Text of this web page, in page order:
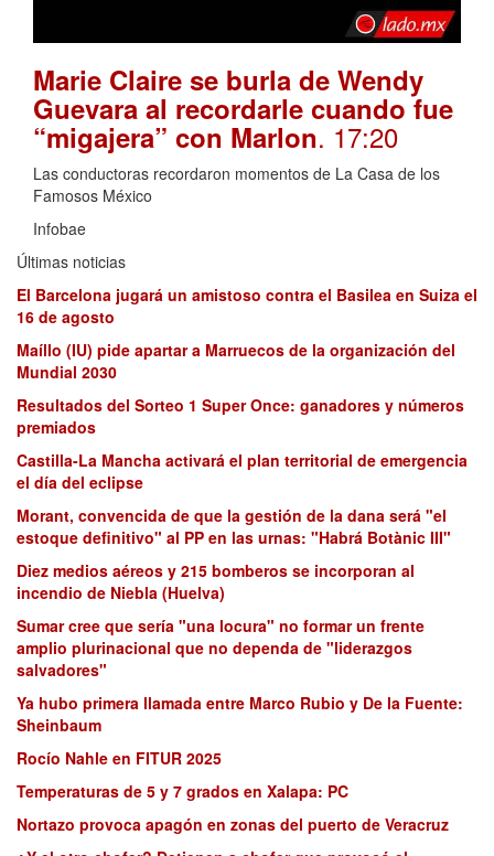
Marie Claire se burla de Wendy
Guevara al recordarle cuando fue
“migajera” con Marlon. 17:20
Las conductoras recordaron momentos de La Casa de los
Famosos México
Infobae
Últimas noticias
El Barcelona jugará un amistoso contra el Basilea en Suiza el
16 de agosto
Maíllo (IU) pide apartar a Marruecos de la organización del
Mundial 2030
Resultados del Sorteo 1 Super Once: ganadores y números
premiados
Castilla-La Mancha activará el plan territorial de emergencia
el día del eclipse
Morant, convencida de que la gestión de la dana será "el
estoque definitivo" al PP en las urnas: "Habrá Botànic III"
Diez medios aéreos y 215 bomberos se incorporan al
incendio de Niebla (Huelva)
Sumar cree que sería "una locura" no formar un frente
amplio plurinacional que no dependa de "liderazgos
salvadores"
Ya hubo primera llamada entre Marco Rubio y De la Fuente:
Sheinbaum
Rocío Nahle en FITUR 2025
Temperaturas de 5 y 7 grados en Xalapa: PC
Nortazo provoca apagón en zonas del puerto de Veracruz